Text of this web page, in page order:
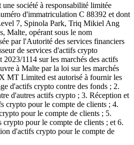
société à responsabilité limitée
d'immatriculation C 88392 et dont
7, Spinola Park, Triq Mikiel Ang
Malte, opérant sous le nom
par l'Autorité des services financiers
de services d'actifs crypto
1114 sur les marchés des actifs
à Malte par la loi sur les marchés
MT Limited est autorisé à fournir les
d'actifs crypto contre des fonds ; 2.
d'autres actifs crypto ; 3. Réception et
crypto pour le compte de clients ; 4.
pour le compte de clients ; 5.
crypto pour le compte de clients ; et 6.
d'actifs crypto pour le compte de